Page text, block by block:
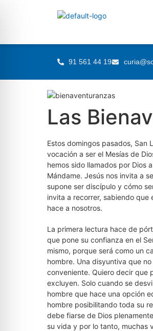
91 561 44 19
Las
Estos domingos pasados, San
vocación a ser el Mesías de
hemos sido llamados por Dios
Mándame. Jesús nos invita a
supone ser discípulo y cómo
invita a recorrer, sabiendo que
hace a nosotros.
La primera lectura hace de
que pone su confianza en el
mismo, porque será como un
hombre. Una disyuntiva que
conveniente. Quiero decir que
excluyen. Solo cuando se
hombre que hace una opción
hombre posibilitando toda su
debe fiarse de Dios
su vida y por lo tanto, muchas